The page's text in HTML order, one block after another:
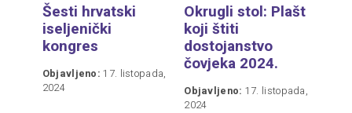
Šesti hrvatski
iseljenički
kongres
Objavljeno: 17. listopada,
2024
Okrugli stol: Plašt
koji štiti
dostojanstvo
čovjeka 2024.
Objavljeno: 17. listopada,
2024